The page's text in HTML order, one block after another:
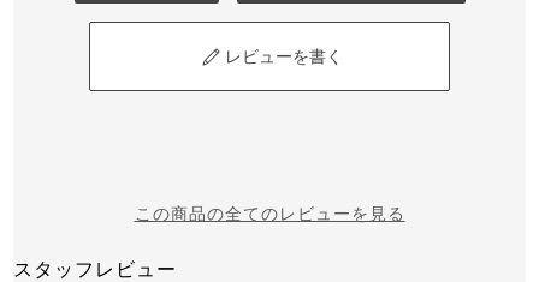
レビューを書く
この商品の全てのレビューを見る
スタッフレビュー